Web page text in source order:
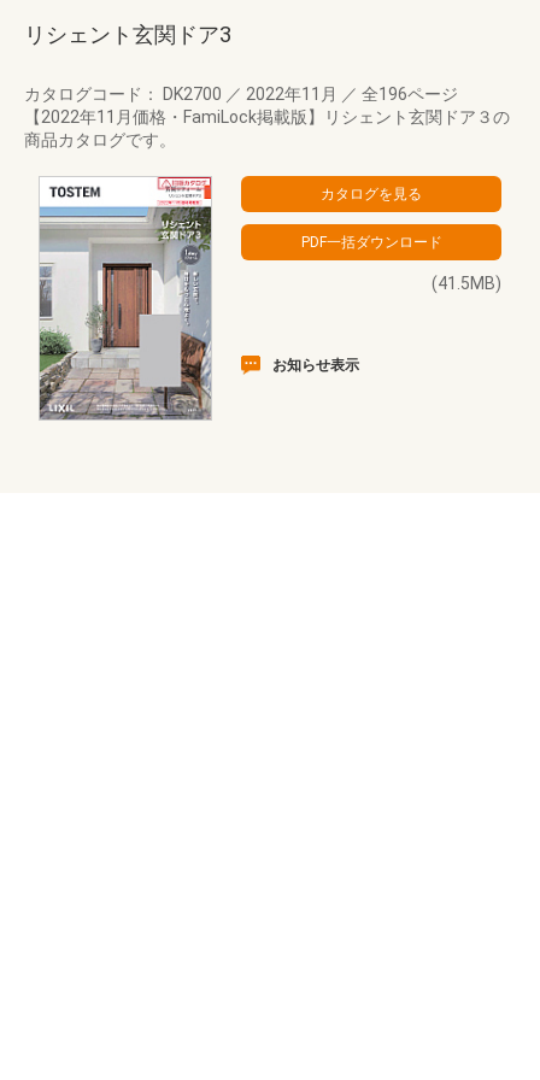
リシェント玄関ドア3
カタログコード： DK2700 ／ 2022年11月 ／ 全196ページ
【2022年11月価格・FamiLock掲載版】リシェント玄関ドア３の
商品カタログです。
(41.5MB)
お知らせ表示